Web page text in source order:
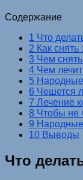
Содержание
1 Что
2 Как
3 Чем
4 Чем
5
6 Чешется
7 Лечение
8 Чтобы не
9 Народные
10 Выводы
Что